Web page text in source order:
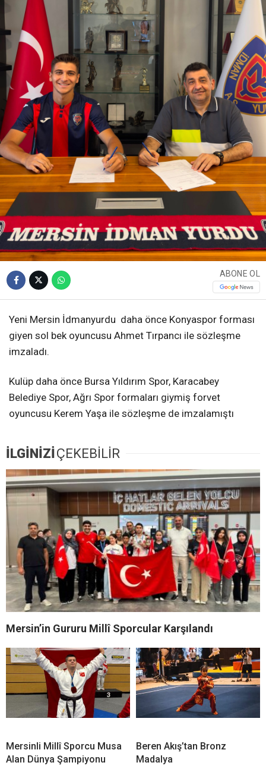
ABONE OL
Yeni Mersin İdmanyurdu daha önce Konyaspor forması
giyen sol bek oyuncusu Ahmet Tırpancı ile sözleşme
imzaladı.
Kulüp daha önce Bursa Yıldırım Spor, Karacabey
Belediye Spor, Ağrı Spor formaları giymiş forvet
oyuncusu Kerem Yaşa ile sözleşme de imzalamıştı
İLGİNİZİÇEKEBİLİR
Mersin’in Gururu Millî Sporcular Karşılandı
Mersinli Millî Sporcu Musa
Alan Dünya Şampiyonu
Beren Akış’tan Bronz
Madalya